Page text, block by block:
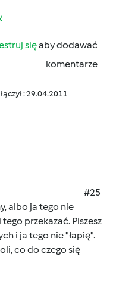
sięaby dodawać
komentarze
: 29.04.2011
#25
albo ja tego nie
przekazać. Piszesz
i ja tego nie "łapię".
co do czego się